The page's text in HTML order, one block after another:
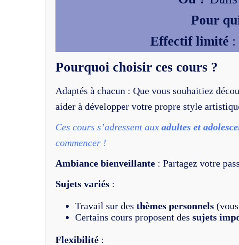
Pour
Effectif limité:
Pourquoi choisir ces cours ?
Adaptés à chacun : Que vous souhaitiez
aider à développer votre propre style
Ces cours s’adressent aux adultes et
commencer !
Ambiance bienveillante : Partagez votre
Sujets variés :
Travail sur des thèmes personnels
Certains cours proposent des sujets
Flexibilité :